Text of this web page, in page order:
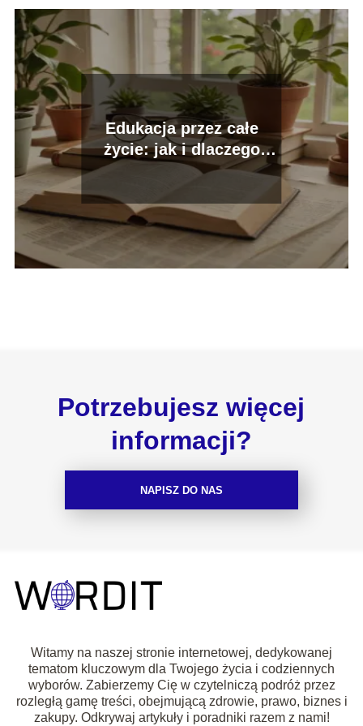
Edukacja przez całe
życie: jak i dlaczego
warto się uczyć w
Potrzebujesz więcej
informacji?
NAPISZ DO NAS
Witamy na naszej stronie internetowej, dedykowanej
tematom kluczowym dla Twojego życia i codziennych
wyborów. Zabierzemy Cię w czytelniczą podróż przez
rozległą gamę treści, obejmującą zdrowie, prawo, biznes i
zakupy. Odkrywaj artykuły i poradniki razem z nami!